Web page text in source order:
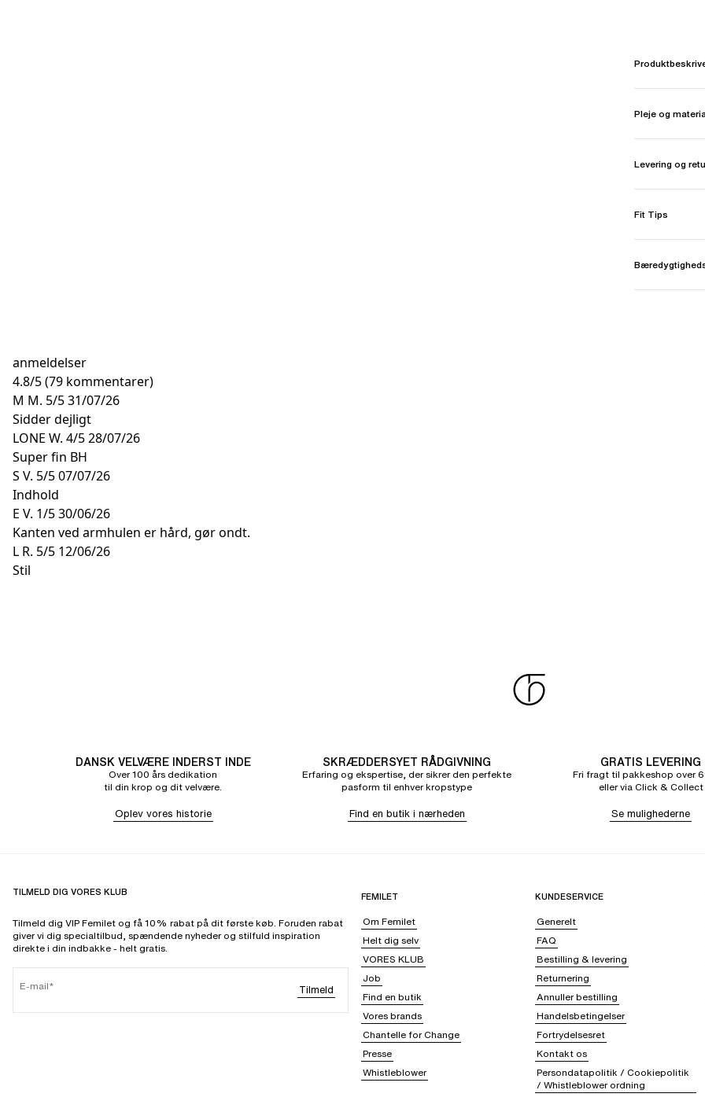
Pleje og
Levering og
Fit Tips
anmeldelser
4.8/5(79 kommentarer)
M M. 5/531/07/26
Sidder dejligt
LONE W. 4/528/07/26
Super fin BH
S V. 5/507/07/26
Indhold
E V. 1/530/06/26
Kanten ved armhulen er hård, gør ondt.
L R. 5/5 12/06/26
Stil
DANSK VELVÆRE INDERST INDE
Over 100 års dedikation
til din krop og dit velvære.
Oplev vores historie
SKRÆDDERSYET RÅDGIVNING
Erfaring og ekspertise, der sikrer den perfekte
pasform til enhver kropstype
Find en butik i nærheden
GRATIS LEVERING
Fri fragt til pakkeshop over
eller via Click & Collect
Se mulighederne
TILMELD DIG VORES KLUB
Tilmeld dig VIP Femilet og få 10% rabat på dit første køb. Foruden rabat
giver vi dig specialtilbud, spændende nyheder og stilfuld inspiration
direkte i din indbakke - helt gratis.
E-mail Tilmeld
FEMILET
Om Femilet
Helt dig selv
VORES KLUB
Job
Find en butik
Vores brands
Chantelle for Change
Presse
Whistleblower
KUNDESERVICE
Generelt
FAQ
Bestilling & levering
Returnering
Annuller bestilling
Handelsbetingelser
Fortrydelsesret
Kontakt os
Persondatapolitik / Cookiepolitik
/ Whistleblower ordning